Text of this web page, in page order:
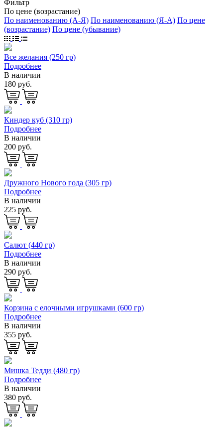
Фильтр
По цене (возрастание)
По наименованию (А-Я) По наименованию (Я-А) По цене
(возрастание) По цене (убывание)
Все желания (250 гр)
Подробнее
В наличии
180 руб.
Киндер куб (310 гр)
Подробнее
В наличии
200 руб.
Дружного Нового года (305 гр)
Подробнее
В наличии
225 руб.
Салют (440 гр)
Подробнее
В наличии
290 руб.
Корзина с елочными игрушками (600 гр)
Подробнее
В наличии
355 руб.
Мишка Тедди (480 гр)
Подробнее
В наличии
380 руб.